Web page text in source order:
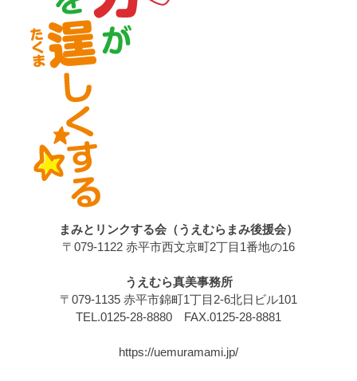
まみとリンクする会（うえむらまみ後援会）
〒079-1122 赤平市西文京町2丁目1番地の16
うえむら真美事務所
〒079-1135 赤平市錦町1丁目2-6北日ビル101
TEL.0125-28-8880 FAX.0125-28-8881
https://uemuramami.jp/